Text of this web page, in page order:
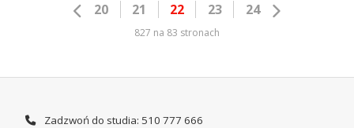
20 21 22 23 24
827 na 83 stronach
Zadzwoń do studia: 510 777 666